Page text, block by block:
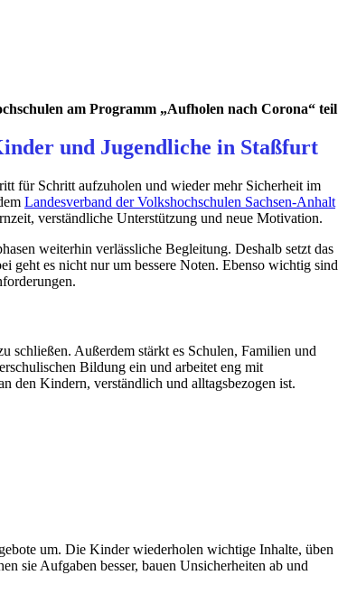
am Programm „Aufholen nach Corona“ teil
und Jugendliche in Staßfurt
für Schritt aufzuholen und wieder mehr Sicherheit im
Landesverband der Volkshochschulen Sachsen-Anhalt
verständliche Unterstützung und neue Motivation.
weiterhin verlässliche Begleitung. Deshalb setzt das
geht es nicht nur um bessere Noten. Ebenso wichtig sind
schließen. Außerdem stärkt es Schulen, Familien und
Bildung ein und arbeitet eng mit
den Kindern, verständlich und alltagsbezogen ist.
um. Die Kinder wiederholen wichtige Inhalte, üben
sie Aufgaben besser, bauen Unsicherheiten ab und